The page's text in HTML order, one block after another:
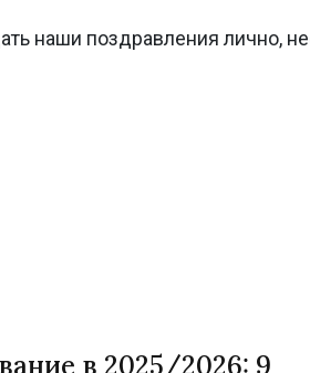
наши поздравления лично,
в 2025/2026: 9